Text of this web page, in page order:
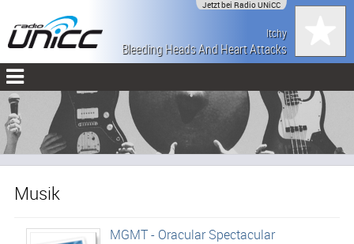
Jetzt bei Radio UNiCC
Itchy
Bleeding Heads And Heart Attacks
Musik
MGMT - Oracular Spectacular